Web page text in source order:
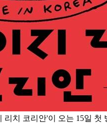
치 코리안'이 오는 15일 첫